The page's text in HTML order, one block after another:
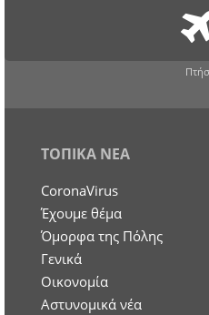
ΤΟΠΙΚΑ ΝΕΑ
CoronaVirus
Έχουμε θέμα
Όμορφα της Πόλης
Γενικά
Οικονομία
Aστυνομικά νέα